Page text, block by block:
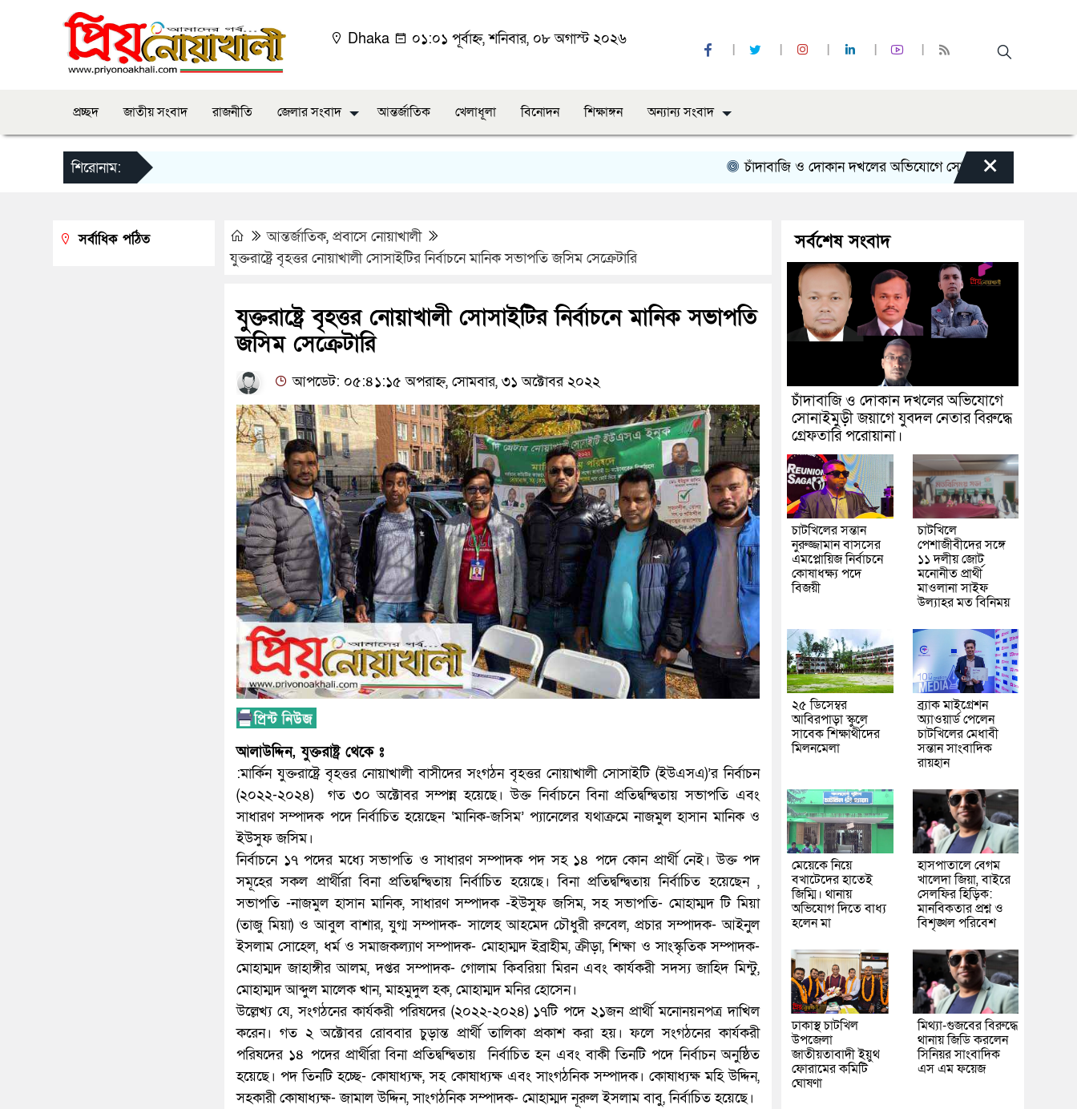
Dhaka ০১:০১ পূর্বাহ্ন, শনিবার, ০৮ অগাস্ট ২০২৬
প্রচ্ছদ জাতীয় সংবাদ রাজনীতি জেলার সংবাদ আন্তর্জাতিক খেলাধূলা বিনোদন শিক্ষাঙ্গন অন্যান্য সংবাদ
শিরোনাম: চাঁদাবাজি ও দোকান দখলের অভিযোগে সোনাইমুড়ী জয়াগে যুবদল নেতার
×
আন্তর্জাতিক, প্রবাসে নোয়াখালী
যুক্তরাষ্ট্রে বৃহত্তর নোয়াখালী সোসাইটির নির্বাচনে মানিক সভাপতি জসিম সেক্রেটারি
যুক্তরাষ্ট্রে বৃহত্তর নোয়াখালী সোসাইটির নির্বাচনে মানিক সভাপতি
জসিম সেক্রেটারি
আপডেট: ০৫:৪১:১৫ অপরাহ্ন, সোমবার, ৩১ অক্টোবর ২০২২
আলাউদ্দিন, যুক্তরাষ্ট্র থেকে ঃ
:মার্কিন যুক্তরাষ্ট্রে বৃহত্তর নোয়াখালী বাসীদের সংগঠন বৃহত্তর নোয়াখালী সোসাইটি (ইউএসএ)’র নির্বাচন
(২০২২-২০২৪) গত ৩০ অক্টোবর সম্পন্ন হয়েছে। উক্ত নির্বাচনে বিনা প্রতিদ্বন্দ্বিতায় সভাপতি এবং
সাধারণ সম্পাদক পদে নির্বাচিত হয়েছেন ‘মানিক-জসিম’ প্যানেলের যথাক্রমে নাজমুল হাসান মানিক ও
ইউসুফ জসিম।
নির্বাচনে ১৭ পদের মধ্যে সভাপতি ও সাধারণ সম্পাদক পদ সহ ১৪ পদে কোন প্রার্থী নেই। উক্ত পদ
সমূহের সকল প্রার্থীরা বিনা প্রতিদ্বন্দ্বিতায় নির্বাচিত হয়েছে। বিনা প্রতিদ্বন্দ্বিতায় নির্বাচিত হয়েছেন ,
সভাপতি -নাজমুল হাসান মানিক, সাধারণ সম্পাদক -ইউসুফ জসিম, সহ সভাপতি- মোহাম্মদ টি মিয়া
(তাজু মিয়া) ও আবুল বাশার, যুগ্ম সম্পাদক- সালেহ আহমেদ চৌধুরী রুবেল, প্রচার সম্পাদক- আইনুল
ইসলাম সোহেল, ধর্ম ও সমাজকল্যাণ সম্পাদক- মোহাম্মদ ইব্রাহীম, ক্রীড়া, শিক্ষা ও সাংস্কৃতিক সম্পাদক-
মোহাম্মদ জাহাঙ্গীর আলম, দপ্তর সম্পাদক- গোলাম কিবরিয়া মিরন এবং কার্যকরী সদস্য জাহিদ মিন্টু,
মোহাম্মদ আব্দুল মালেক খান, মাহমুদুল হক, মোহাম্মদ মনির হোসেন।
উল্লেখ্য যে, সংগঠনের কার্যকরী পরিষদের (২০২২-২০২৪) ১৭টি পদে ২১জন প্রার্থী মনোনয়নপত্র দাখিল
করেন। গত ২ অক্টোবর রোববার চুড়ান্ত প্রার্থী তালিকা প্রকাশ করা হয়। ফলে সংগঠনের কার্যকরী
পরিষদের ১৪ পদের প্রার্থীরা বিনা প্রতিদ্বন্দ্বিতায় নির্বাচিত হন এবং বাকী তিনটি পদে নির্বাচন অনুষ্ঠিত
হয়েছে। পদ তিনটি হচ্ছে- কোষাধ্যক্ষ, সহ কোষাধ্যক্ষ এবং সাংগঠনিক সম্পাদক। কোষাধ্যক্ষ মহি উদ্দিন,
সহকারী কোষাধ্যক্ষ- জামাল উদ্দিন, সাংগঠনিক সম্পাদক- মোহাম্মদ নূরুল ইসলাম বাবু, নির্বাচিত হয়েছে।
সর্বাধিক পঠিত সর্বশেষ সংবাদ
চাঁদাবাজি ও দোকান দখলের অভিযোগে
সোনাইমুড়ী জয়াগে যুবদল নেতার বিরুদ্ধে
গ্রেফতারি পরোয়ানা।
চাটখিলের সন্তান
নুরুজ্জামান বাসসের
এমপ্লোয়িজ নির্বাচনে
কোষাধক্ষ্য পদে
বিজয়ী
চাটখিলে
পেশাজীবীদের সঙ্গে
১১ দলীয় জোট
মনোনীত প্রার্থী
মাওলানা সাইফ
উল্যাহর মত বিনিময়
২৫ ডিসেম্বর
আবিরপাড়া স্কুলে
সাবেক শিক্ষার্থীদের
মিলনমেলা
ব্র্যাক মাইগ্রেশন
অ্যাওয়ার্ড পেলেন
চাটখিলের মেধাবী
সন্তান সাংবাদিক
রায়হান
মেয়েকে নিয়ে
বখাটেদের হাতেই
জিম্মি। থানায়
অভিযোগ দিতে বাধ্য
হলেন মা
হাসপাতালে বেগম
খালেদা জিয়া, বাইরে
সেলফির হিড়িক:
মানবিকতার প্রশ্ন ও
বিশৃঙ্খল পরিবেশ
ঢাকাস্থ চাটখিল
উপজেলা
জাতীয়তাবাদী ইয়ুথ
ফোরামের কমিটি
ঘোষণা
মিথ্যা-গুজবের বিরুদ্ধে
থানায় জিডি করলেন
সিনিয়র সাংবাদিক
এস এম ফয়েজ